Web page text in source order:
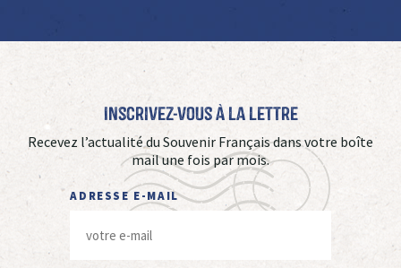
Inscrivez-vous à La Lettre
Recevez l’actualité du Souvenir Français dans votre boîte
mail une fois par mois.
ADRESSE E-MAIL